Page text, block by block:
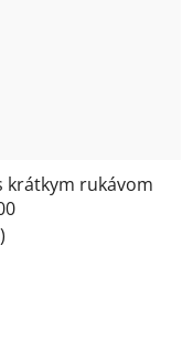
krátkym rukávom